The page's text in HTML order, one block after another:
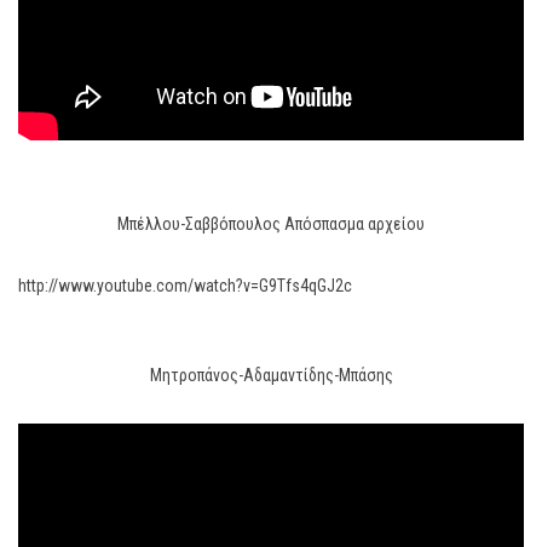
Μπέλλου-Σαββόπουλος Απόσπασμα αρχείου
http://www.youtube.com/watch?v=G9Tfs4qGJ2c
Μητροπάνος-Αδαμαντίδης-Μπάσης